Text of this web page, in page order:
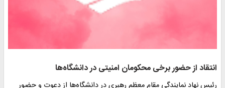
انتقاد از حضور برخی محکومان امنیتی در دانشگاه‌ها
رئیس نهاد نمایندگی مقام معظم رهبری در دانشگاه‌ها از دعوت و حضور